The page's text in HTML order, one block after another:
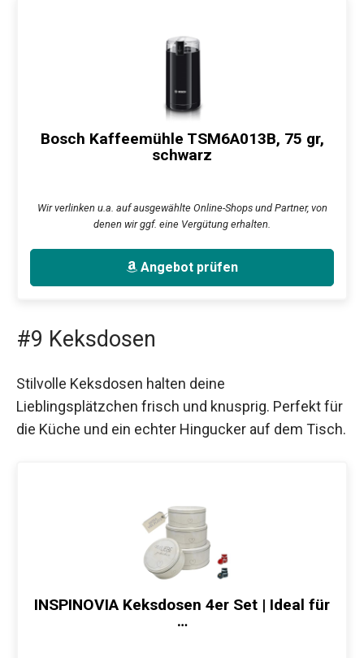
Bosch Kaffeemühle TSM6A013B, 75 gr,
schwarz
Wir verlinken u.a. auf ausgewählte Online-Shops und Partner, von
denen wir ggf. eine Vergütung erhalten.
Angebot prüfen
#9 Keksdosen
Stilvolle Keksdosen halten deine
Lieblingsplätzchen frisch und knusprig. Perfekt für
die Küche und ein echter Hingucker auf dem Tisch.
INSPINOVIA Keksdosen 4er Set | Ideal für
…